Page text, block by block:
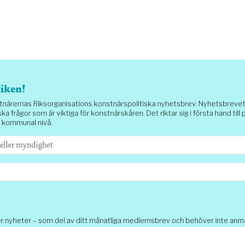
Riksorganisations konstnärspolitiska nyhetsbrev.
frågor som är viktiga för konstnärskåren. Det riktar sig i första hand
nivå.
nyheter – som del av ditt månatliga medlemsbrev och behöver inte